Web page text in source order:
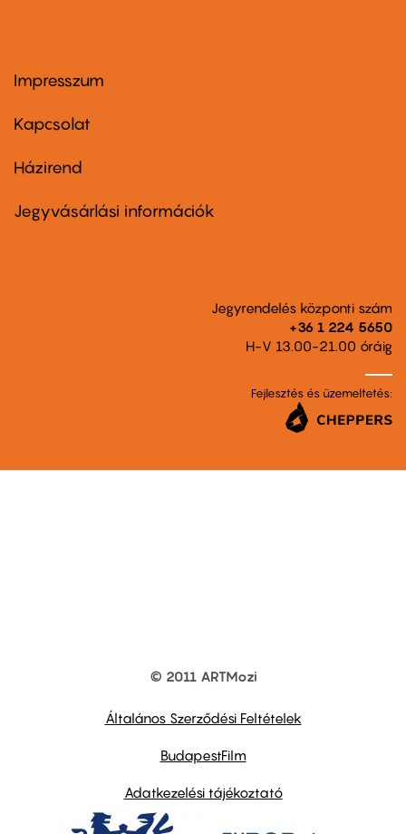
Footer
first
Impresszum
Kapcsolat
Footer
second
Házirend
Jegyvásárlási információk
Jegyrendelés központi szám
+36 1 224 5650
H-V 13.00-21.00 óráig
Fejlesztés és üzemeltetés:
© 2011 ARTMozi
Általános Szerződési Feltételek
BudapestFilm
Adatkezelési tájékoztató